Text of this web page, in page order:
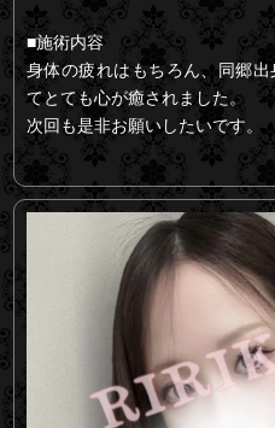
■施術内容
身体の疲れはもちろん、同郷
てとても心が癒されました。
次回も是非お願いしたいです。